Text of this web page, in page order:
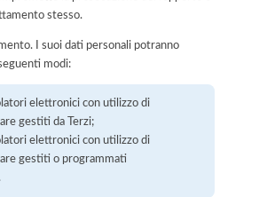
stesso.
I suoi dati personali potranno
modi:
elettronici con utilizzo di
gestiti da Terzi;
elettronici con utilizzo di
gestiti o programmati